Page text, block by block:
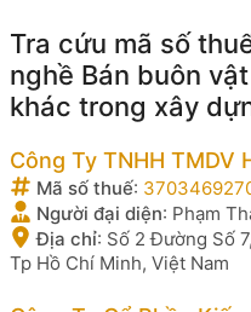
Tra cứu mã số
nghề Bán buôn
khác trong xây
Công Ty TNHH TMDV
Mã số thuế:
Người đại diện: Phạm
Địa chỉ: Số 2 Đường Số
Tp Hồ Chí Minh, Việt Nam